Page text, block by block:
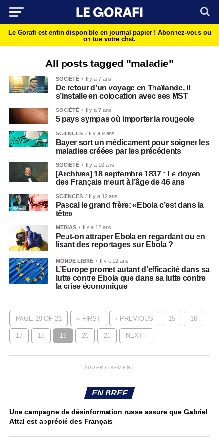
Le Gorafi est enfin disponible en journal papier ! Abonnez-vous ou
on tue votre chat.
All posts tagged "maladie"
SOCIÉTÉ Il y a 7 ans
De retour d’un voyage en Thaïlande, il
s’installe en colocation avec ses MST
SOCIÉTÉ Il y a 7 ans
5 pays sympas où importer la rougeole
SCIENCES Il y a 9 ans
Bayer sort un médicament pour soigner les
maladies créées par les précédents
SOCIÉTÉ Il y a 10 ans
[Archives] 18 septembre 1837 : Le doyen
des Français meurt à l’âge de 46 ans
SCIENCES Il y a 12 ans
Pascal le grand frère: «Ebola c’est dans la
tête»
MEDIAS Il y a 12 ans
Peut-on attraper Ebola en regardant ou en
lisant des reportages sur Ebola ?
MONDE LIBRE Il y a 12 ans
L’Europe promet autant d’efficacité dans sa
lutte contre Ebola que dans sa lutte contre
la crise économique
PAGE 19 OF 21 « FIRST ‹ PREVIOUS 15 16
17 18 19 20 21 NEXT ›
ADVERTISEMENT
EN BREF
Une campagne de désinformation russe assure que Gabriel
Attal est apprécié des Français